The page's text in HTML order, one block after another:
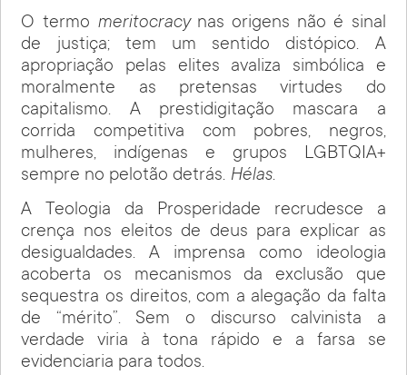
O termo meritocracynas origens não é sinal
de justiça; tem um sentido distópico. A
apropriação pelas elites avaliza simbólica e
moralmente as pretensas virtudes do
capitalismo. A prestidigitação mascara a
corrida competitiva com pobres, negros,
mulheres, indígenas e grupos LGBTQIA+
sempre no pelotão detrás. Hélas.
A Teologia da Prosperidade recrudesce a
crença nos eleitos de deus para explicar as
desigualdades. A imprensa como ideologia
acoberta os mecanismos da exclusão que
sequestra os direitos, com a alegação da falta
de “mérito”. Sem o discurso calvinista a
verdade viria à tona rápido e a farsa se
evidenciaria para todos.